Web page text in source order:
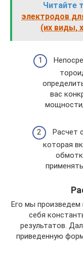
Читайте
электродов
(их виды,
вас
Расчет
которая
Его мы произведем
себя
результатов.
приведенную